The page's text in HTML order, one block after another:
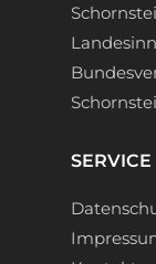
SERVICE